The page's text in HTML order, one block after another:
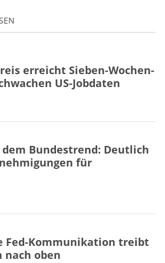
erreicht Sieben-Wochen-
US-Jobdaten
Bundestrend: Deutlich
für
Fed-Kommunikation treibt
nach oben